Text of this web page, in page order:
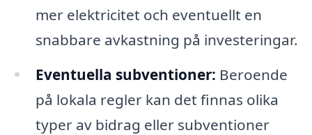
mer elektricitet och eventuellt en
snabbare avkastning på investeringar.
Eventuella subventioner: Beroende
på lokala regler kan det finnas olika
typer av bidrag eller subventioner